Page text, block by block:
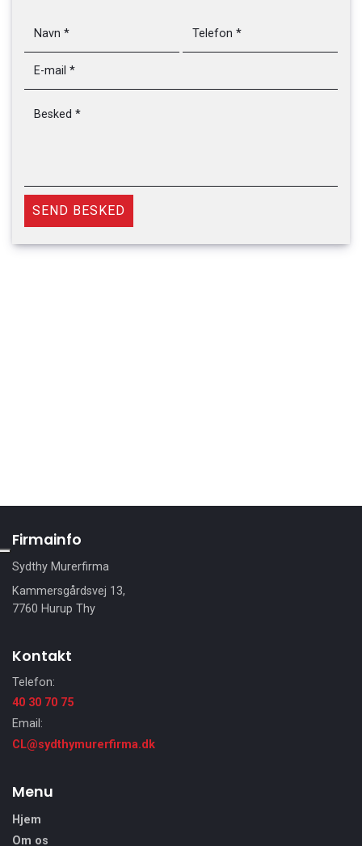
Firmainfo
Sydthy Murerfirma
Kammersgårdsvej 13,
7760 Hurup Thy
Kontakt
Telefon:
40 30 70 75
Email:
CL@sydthymurerfirma.dk
Menu
Hjem
Om os